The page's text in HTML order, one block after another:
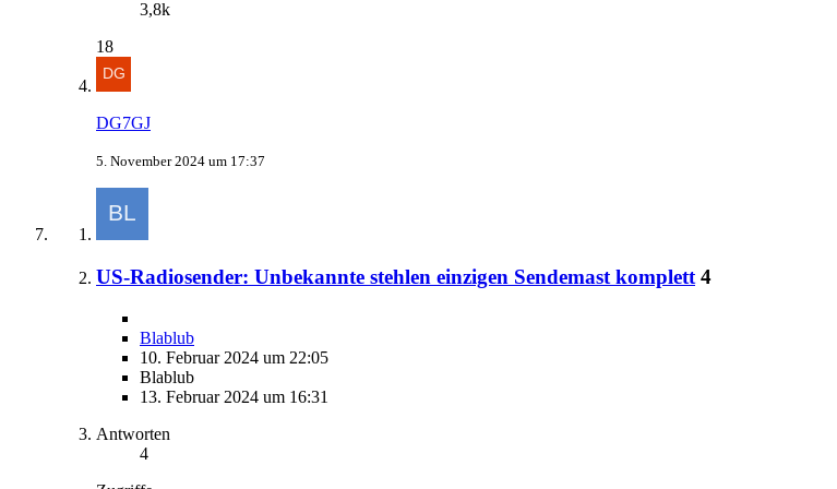
3,8k
18
DG7GJ
5. November 2024 um 17:37
US-Radiosender: Unbekannte stehlen einzigen Sendemast komplett 4
Blablub
10. Februar 2024 um 22:05
Blablub
13. Februar 2024 um 16:31
Antworten
4